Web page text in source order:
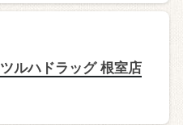
ツルハドラッグ 根室店